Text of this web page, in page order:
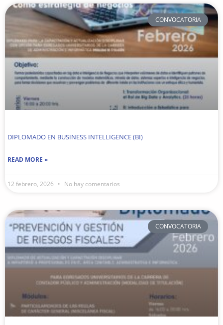
CONVOCATORIA
DIPLOMADO EN BUSINESS INTELLIGENCE (BI)
READ MORE »
12 febrero, 2026 No hay comentarios
CONVOCATORIA